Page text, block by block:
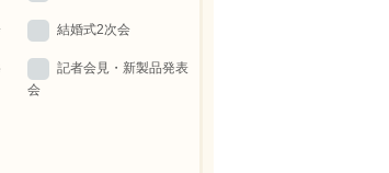
結婚式2次会
記者会見・新製品発表
会